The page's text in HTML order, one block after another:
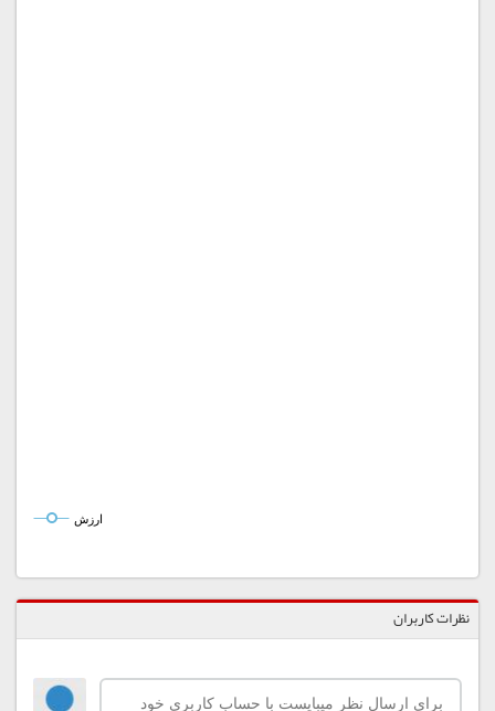
ارزش
نظرات کاربران